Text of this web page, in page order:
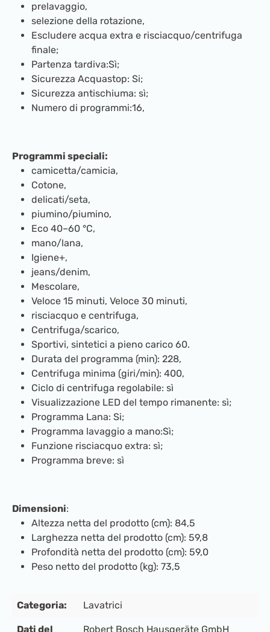
prelavaggio,
selezione della rotazione,
Escludere acqua extra e risciacquo/centrifuga
finale;
Partenza tardiva:Sì;
Sicurezza Acquastop: Si;
Sicurezza antischiuma: sì;
Numero di programmi:16,
Programmi speciali:
camicetta/camicia,
Cotone,
delicati/seta,
piumino/piumino,
Eco 40–60 °C,
mano/lana,
Igiene+,
jeans/denim,
Mescolare,
Veloce 15 minuti, Veloce 30 minuti,
risciacquo e centrifuga,
Centrifuga/scarico,
Sportivi, sintetici a pieno carico 60.
Durata del programma (min): 228,
Centrifuga minima (giri/min): 400,
Ciclo di centrifuga regolabile: sì
Visualizzazione LED del tempo rimanente: sì;
Programma Lana: Si;
Programma lavaggio a mano:Sì;
Funzione risciacquo extra: sì;
Programma breve: sì
Dimensioni:
Altezza netta del prodotto (cm): 84,5
Larghezza netta del prodotto (cm): 59,8
Profondità netta del prodotto (cm): 59,0
Peso netto del prodotto (kg): 73,5
Categoria: Lavatrici
Dati del Robert Bosch Hausgeräte GmbH